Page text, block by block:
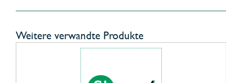
Weitere verwandte Produkte